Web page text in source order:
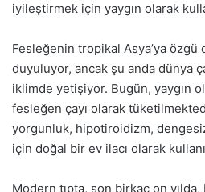
iyileştirmek için yaygın olarak
Fesleğenin tropikal Asya’ya özgü
duyuluyor, ancak şu anda dünya
iklimde yetişiyor. Bugün, yaygın
fesleğen çayı olarak
yorgunluk, hipotiroidizm,
için doğal bir ev ilacı olarak
Modern tıpta, son birkaç on